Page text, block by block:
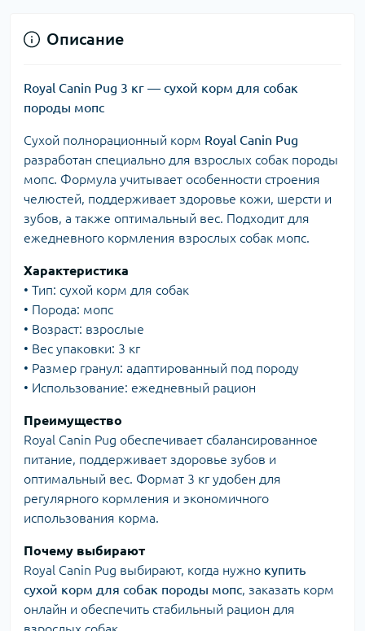
Описание
Royal Canin Pug 3 кг — сухой корм для собак
породы мопс
Сухой полнорационный корм Royal Canin Pug
разработан специально для взрослых собак породы
мопс. Формула учитывает особенности строения
челюстей, поддерживает здоровье кожи, шерсти и
зубов, а также оптимальный вес. Подходит для
ежедневного кормления взрослых собак мопс.
Характеристика
• Тип: сухой корм для собак
• Порода: мопс
• Возраст: взрослые
• Вес упаковки: 3 кг
• Размер гранул: адаптированный под породу
• Использование: ежедневный рацион
Преимущество
Royal Canin Pug обеспечивает сбалансированное
питание, поддерживает здоровье зубов и
оптимальный вес. Формат 3 кг удобен для
регулярного кормления и экономичного
использования корма.
Почему выбирают
Royal Canin Pug выбирают, когда нужно купить
сухой корм для собак породы мопс, заказать корм
онлайн и обеспечить стабильный рацион для